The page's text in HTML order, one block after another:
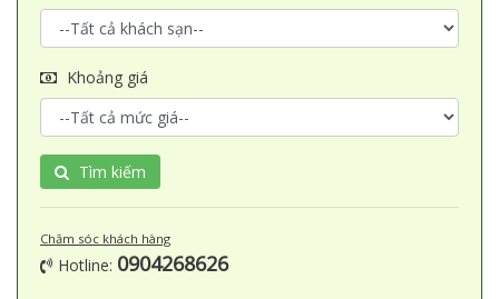
Khoảng giá
Tìm kiếm
Chăm sóc khách hàng
Hotline: 0904268626